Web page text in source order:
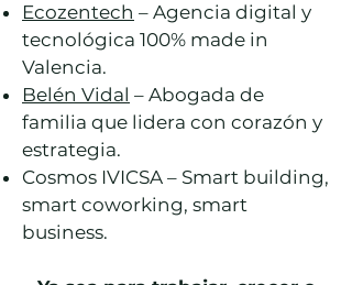
Ecozentech – Agencia digital y
tecnológica 100% made in
Valencia.
Belén Vidal – Abogada de
familia que lidera con corazón y
estrategia.
Cosmos IVICSA – Smart building,
smart coworking, smart
business.